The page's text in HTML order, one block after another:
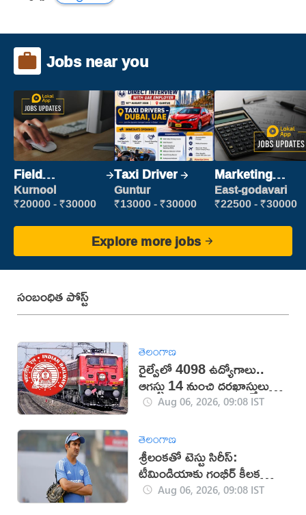
Jobs near you
Field
Marketing
Executive
Kurnool
₹20000 - ₹30000
Taxi Driver
Guntur
₹13000 - ₹30000
Marketing
Executive
East-godavari
₹22500 - ₹30000
Explore more jobs
సంబంధిత పోస్ట్
తెలంగాణ
రైల్వేలో 4098 ఉద్యోగాలు..
ఆగస్టు 14 నుంచి దరఖాస్తులు
స్టార్ట్Aug 06, 2026, 09:08 IST
తెలంగాణ
శ్రీలంకతో టెస్టు సిరీస్:
టీమిండియాకు గంభీర్ కీలక
సూచనలు
Aug 06, 2026, 09:08 IST